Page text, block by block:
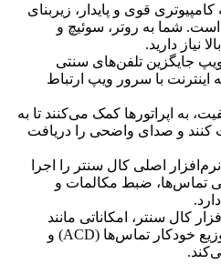
قوی و پایدار، زیربنای
شما به روتر، سوئیچ و
نیاز دارید.
جایگزین تلفن‌های سنتی
با سرور ویپ ارتباط
به اپراتورها کمک می‌کنند تا به
کنند و صدای واضحی را دریافت
اصلی کال سنتر را اجرا
تماس‌ها، ضبط مکالمات و
کال سنتر، امکاناتی مانند
مدیریت صف تماس‌ها، توزیع خودکار تماس‌ها (ACD) و